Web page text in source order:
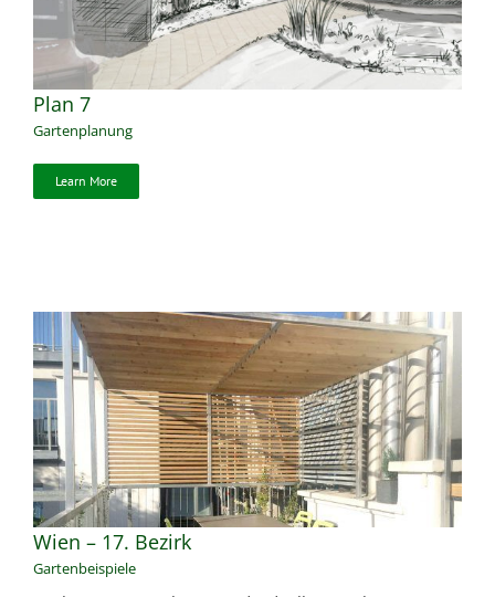
Plan 7
Gartenplanung
Learn More
Wien – 17. Bezirk
Gartenbeispiele